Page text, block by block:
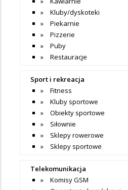
Kluby/dyskoteki
Piekarnie
Pizzerie
Puby
Restauracje
Sport i rekreacja
Fitness
Kluby sportowe
Obiekty sportowe
Siłownie
Sklepy rowerowe
Sklepy sportowe
Telekomunikacja
Komisy GSM